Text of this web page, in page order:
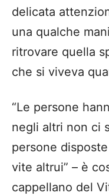
delicata
una qualche
ritrovare quella
che si viveva
“Le persone
negli altri non ci
persone
vite altrui” – è
cappellano del